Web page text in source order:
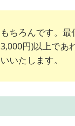
もちろんです。最
3,000円)以上であ
いいたします。